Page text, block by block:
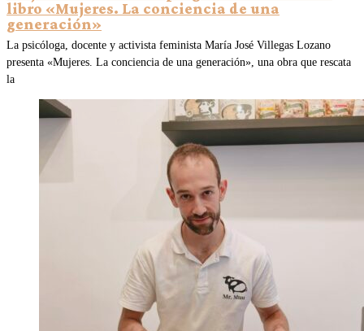
libro «Mujeres. La conciencia de una
generación»
La psicóloga, docente y activista feminista María José Villegas Lozano
presenta «Mujeres. La conciencia de una generación», una obra que rescata
la